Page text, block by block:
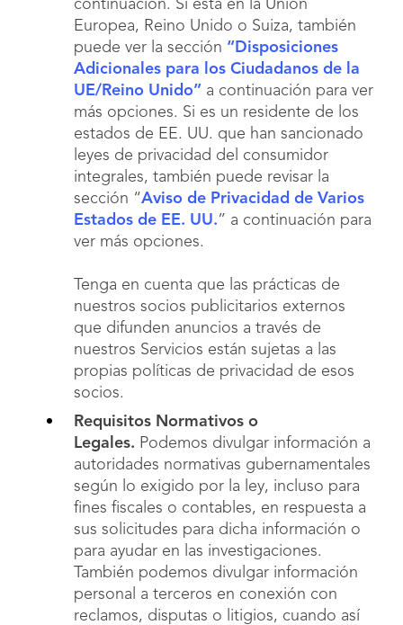
continuación. Si está en la Unión
Europea, Reino Unido o Suiza, también
puede ver la sección “Disposiciones
Adicionales para los Ciudadanos de la
UE/Reino Unido” a continuación para ver
más opciones. Si es un residente de los
estados de EE. UU. que han sancionado
leyes de privacidad del consumidor
integrales, también puede revisar la
sección “Aviso de Privacidad de Varios
Estados de EE. UU.” a continuación para
ver más opciones.
Tenga en cuenta que las prácticas de
nuestros socios publicitarios externos
que difunden anuncios a través de
nuestros Servicios están sujetas a las
propias políticas de privacidad de esos
socios.
Requisitos Normativos o
Legales. Podemos divulgar información a
autoridades normativas gubernamentales
según lo exigido por la ley, incluso para
fines fiscales o contables, en respuesta a
sus solicitudes para dicha información o
para ayudar en las investigaciones.
También podemos divulgar información
personal a terceros en conexión con
reclamos, disputas o litigios, cuando así